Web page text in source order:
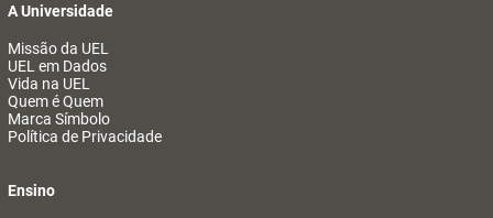
A Universidade
Missão da UEL
UEL em Dados
Vida na UEL
Quem é Quem
Marca Símbolo
Política de Privacidade
Ensino